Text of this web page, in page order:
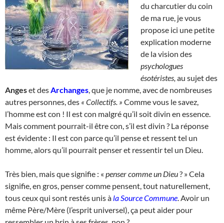
du charcutier du coin
de ma rue, je vous
propose ici une petite
explication moderne
de la vision des
psychologues
ésotéristes, au sujet des
Angeset des Archanges , que je nomme, avec de nombreuses
autres personnes, des « Collectifs. » Comme vous le savez,
l’homme est con ! Il est con malgré qu’il soit divin en essence.
Mais comment pourrait-il être con, s’il est divin ? La réponse
est évidente : Il est con parce qu’il pense et ressent tel un
homme, alors qu’il pourrait penser et ressentir tel un Dieu.
Très bien, mais que signifie : « penser comme un Dieu? » Cela
signifie, en gros, penser comme pensent, tout naturellement,
tous ceux qui sont restés unis à la Source Commune . Avoir un
même Père/Mère (l’esprit universel), ça peut aider pour